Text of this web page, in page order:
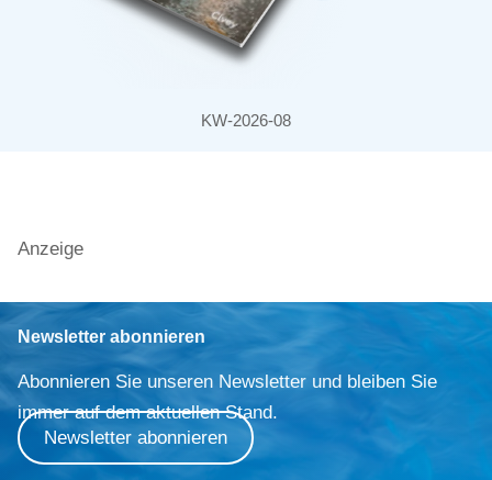
KW-2026-08
Anzeige
Newsletter abonnieren
Abonnieren Sie unseren Newsletter und bleiben Sie
immer auf dem aktuellen Stand.
Newsletter abonnieren